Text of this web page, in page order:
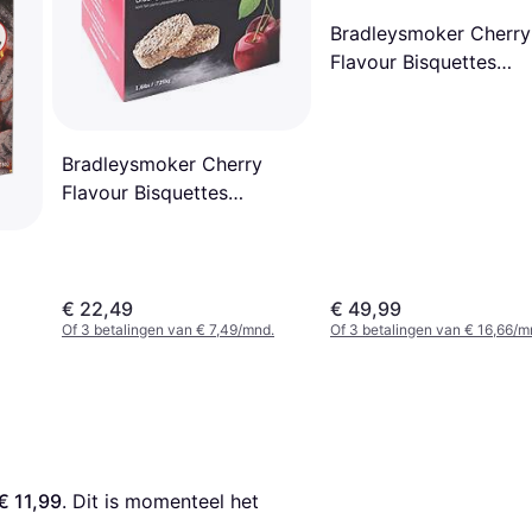
Bradleysmoker Cherry
Flavour Bisquettes
€ 22,49
Of 3 betalingen van € 7,49/mnd.
Bradleysmoker Cherry
Flavour Bisquettes
€ 49,99
Of 3 betalingen van € 16,66/
11,99. Dit is momenteel het